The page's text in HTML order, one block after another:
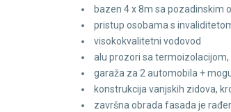
bazen 4 x 8m sa pozadinskim
pristup osobama s
visokokvalitetni vodovod
alu prozori sa
garaža za 2 automobila +
konstrukcija vanjskih zidova,
završna obrada fasada je